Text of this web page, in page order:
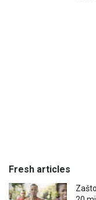
Fresh articles